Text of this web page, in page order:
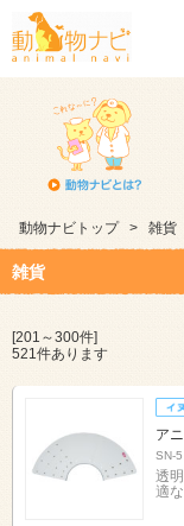
動物ナビトップ > 雑貨
雑貨
[201～300件]
521件あります
ア
SN-5
透
適